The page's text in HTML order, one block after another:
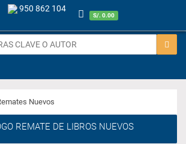
950 862 104
S/. 0.00
Nuevos
REMATE DE LIBROS NUEVOS